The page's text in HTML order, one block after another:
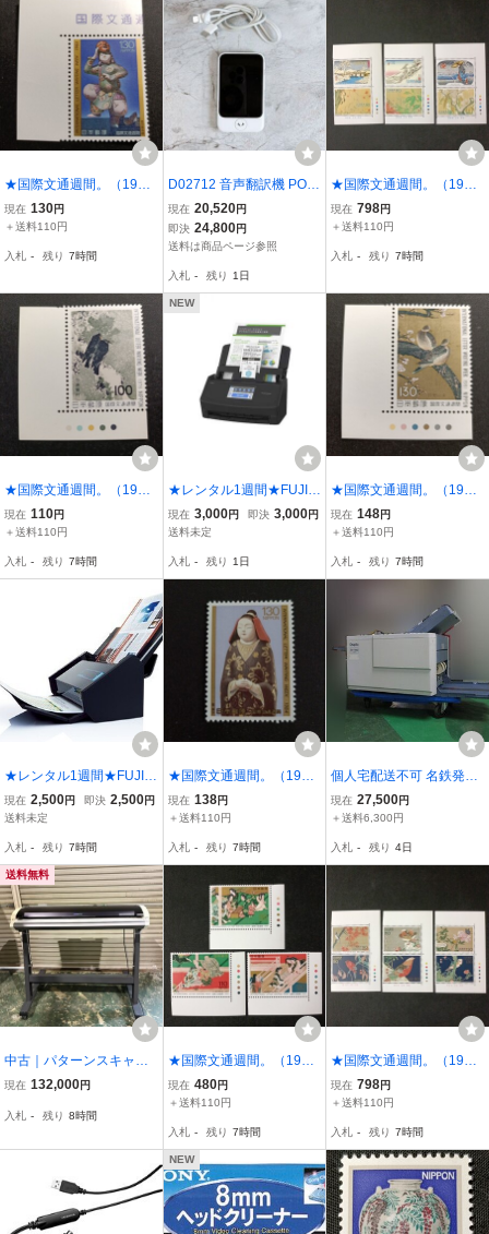
★国際文通週間。（1983
年）。昭和58年。美品。
鹿児島寿蔵作「地久」。
和切手。切手。
現在 130円
＋送料110円
入札 - 残り 7時間
D02712 音声翻訳機 POK
ETALK /ポケトーク 型
番： PTS2-W（ホワイ
ト） 動作確認済
現在 20,520円
即決 24,800円
送料は商品ページ参照
入札 - 残り 1日
★国際文通週間。（1997
年）。平成10年。美品。
6点set。東海道五拾三
グ」。文通週間。記念切
現在 798円
＋送料110円
入札 - 残り 7時間
★国際文通週間。（1976
年）。昭和51年。美品。
与謝蕪村画「鷹鳥図」。
和切手。切手。
現在 110円
＋送料110円
入札 - 残り 7時間
NEW
★レンタル1週間★FUJIT
SU スキャナScanSnap iX
1600
現在 3,000円 即決 3,000円
送料未定
入札 - 残り 1日
★国際文通週間。（1981
年）。昭和56年。美品。
狩野山楽画「双鳩図」。
手。
現在 148円
＋送料110円
入札 - 残り 7時間
★レンタル1週間★FUJIT
SU スキャナ ScanSnap i
X500
現在 2,500円 即決 2,500円
送料未定
入札 - 残り 7時間
★国際文通週間。（1984
年）。昭和59年。美品。
堀柳女作。「瀞」。文通
手。切手。
現在 138円
＋送料110円
入札 - 残り 7時間
個人宅配送不可 名鉄発送
簡易動作確認 Duplo フル
オート紙折機 DF-980 FO
り機 業務用 K070804
現在 27,500円
＋送料6,300円
入札 - 残り 4日
送料無料
中古｜パターンスキャナ
ー グラフテック フルカラ
産王｜宮城｜送料無料
現在 132,000円
入札 - 残り 8時間
★国際文通週間。（1994
年）。平成6年。美品。3
点set。「双六」。「将
間。記念切手。平成切
手。切手。
現在 480円
＋送料110円
入札 - 残り 7時間
★国際文通週間。（1998
年）。平成10年。美品。
6点set。伊藤若沖画。グ
間。記念切手。平成切
手。切手。
現在 798円
＋送料110円
入札 - 残り 7時間
NEW